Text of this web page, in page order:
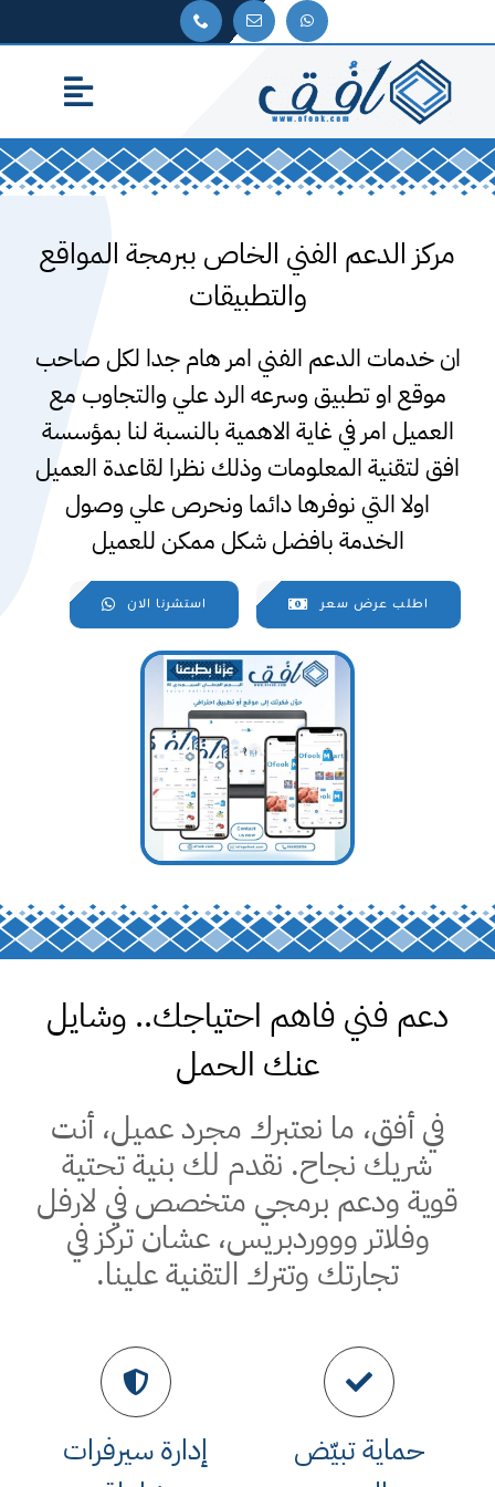
مركز الدعم الفني الخاص ببرمجة المواقع
والتطبيقات
ان خدمات الدعم الفني امر هام جدا لكل صاحب
موقع او تطبيق وسرعه الرد علي والتجاوب مع
العميل امر في غاية الاهمية بالنسبة لنا بمؤسسة
افق لتقنية المعلومات وذلك نظرا لقاعدة العميل
اولا التي نوفرها دائما ونحرص علي وصول
الخدمة بافضل شكل ممكن للعميل
اطلب عرض سعر استشرنا الان
دعم فني فاهم احتياجك.. وشايل
عنك الحمل
في أفق، ما نعتبرك مجرد عميل، أنت
شريك نجاح. نقدم لك بنية تحتية
قوية ودعم برمجي متخصص في لارفل
وفلاتر وووردبريس، عشان تركز في
تجارتك وتترك التقنية علينا.
حماية تبيّض
أداء خوارق
يعطيك جدار حماية صلب
وأنت مرتاح.
إدارة سيرفرات
CDN & Security
نحدث أنظمة CloudLinux
عنك هم التشغيل والصيانة